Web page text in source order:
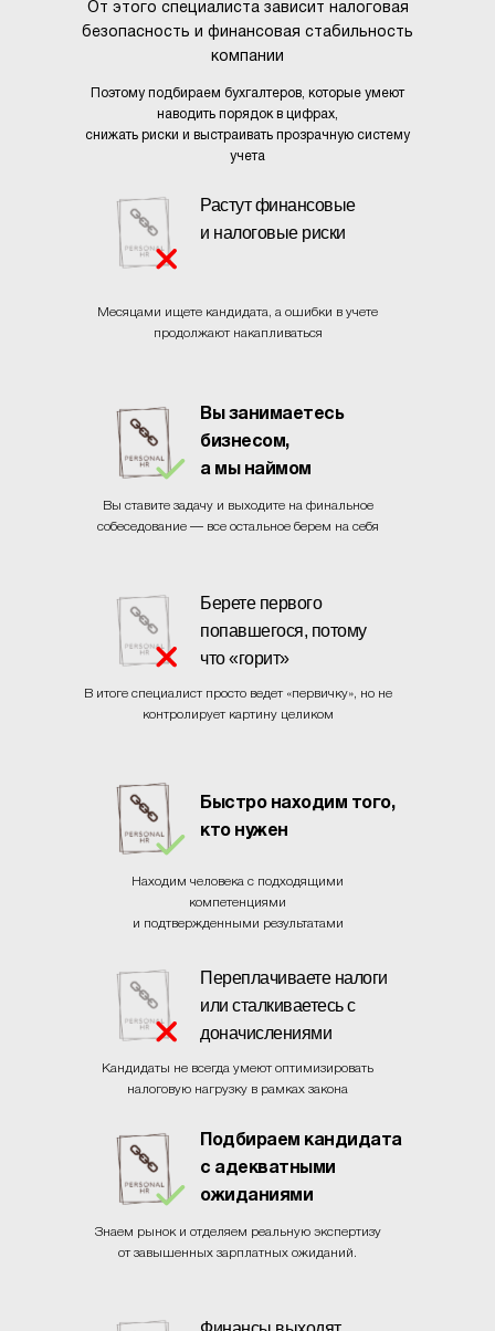
Растут финансовые
и налоговые риски
Вы занимаетесь
бизнесом,
а мы наймом
Месяцами ищете кандидата, а ошибки в учете
продолжают накапливаться
Вы ставите задачу и выходите на финальное
собеседование — все остальное берем на себя
Берете первого
попавшегося, потому
что «горит»
Быстро находим того,
кто нужен
В итоге специалист просто ведет «первичку», но не
контролирует картину целиком
Находим человека с подходящими
компетенциями
и подтвержденными результатами
Переплачиваете налоги
или сталкиваетесь с
доначислениями
Подбираем кандидата
с адекватными
ожиданиями
Кандидаты не всегда умеют оптимизировать
налоговую нагрузку в рамках закона
Знаем рынок и отделяем реальную экспертизу
от завышенных зарплатных ожиданий.
От этого специалиста зависит налоговая
безопасность и финансовая стабильность
компании
Поэтому подбираем бухгалтеров, которые умеют
наводить порядок в цифрах,
снижать риски и выстраивать прозрачную систему
учета